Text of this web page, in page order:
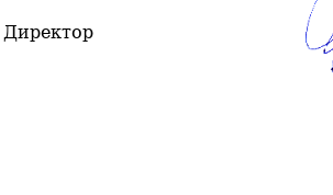
Директор